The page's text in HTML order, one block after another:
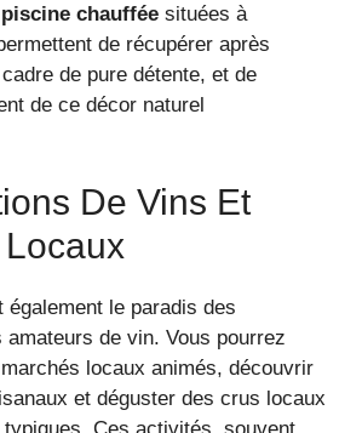
piscine chauffée situées à
de récupérer après
de pure détente, et de
de ce décor naturel
De Vins Et
également le paradis des
amateurs de vin. Vous pourrez
locaux animés, découvrir
et déguster des crus locaux